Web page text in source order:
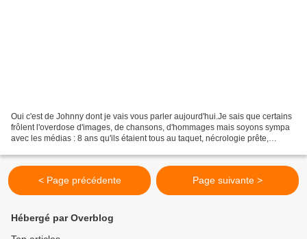
Oui c'est de Johnny dont je vais vous parler aujourd'hui.Je sais que certains
frôlent l'overdose d'images, de chansons, d'hommages mais soyons sympa
avec les médias : 8 ans qu'ils étaient tous au taquet, nécrologie prête,
< Page précédente Page suivante >
Hébergé par Overblog